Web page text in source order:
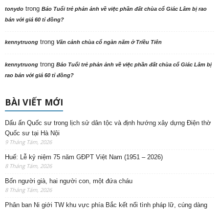
tonydo trong Báo Tuổi trẻ phản ảnh về việc phần đất chùa cổ Giác Lâm bị rao
bán với giá 60 tỉ đồng?
kennytruong trong Vãn cảnh chùa cổ ngàn năm ở Triều Tiên
kennytruong trong Báo Tuổi trẻ phản ảnh về việc phần đất chùa cổ Giác Lâm bị
rao bán với giá 60 tỉ đồng?
BÀI VIẾT MỚI
Dấu ấn Quốc sư trong lịch sử dân tộc và định hướng xây dựng Điện thờ
Quốc sư tại Hà Nội
9 Tháng Tám, 2026
Huế: Lễ kỷ niệm 75 năm GĐPT Việt Nam (1951 – 2026)
8 Tháng Tám, 2026
Bốn người già, hai người con, một đứa cháu
8 Tháng Tám, 2026
Phân ban Ni giới TW khu vực phía Bắc kết nối tình pháp lữ, cúng dàng